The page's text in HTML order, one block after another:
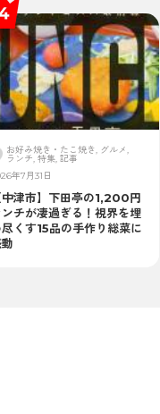
お好み焼き・たこ焼き, グルメ,
ランチ, 特集, 記事
年7月31日
津市】下田亭の1,200円
チが凄過ぎる！視界を埋
くす15品の手作り総菜に